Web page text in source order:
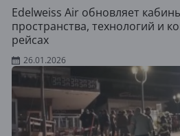
Edelweiss Air обновляет
пространства, технологий и
рейсах
26.01.2026